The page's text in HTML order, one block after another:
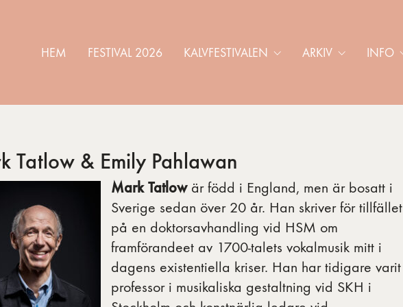
HEM FESTIVAL 2026 KALVFESTIVALEN ARKIV INFO
Tatlow & Emily Pahlawan
Mark Tatlowär född i England, men är bosatt i
Sverige sedan över 20 år. Han skriver för tillfället
på en doktorsavhandling vid HSM om
framförandeet av 1700-talets vokalmusik mitt i
dagens existentiella kriser. Han har tidigare varit
professor i musikaliska gestaltning vid SKH i